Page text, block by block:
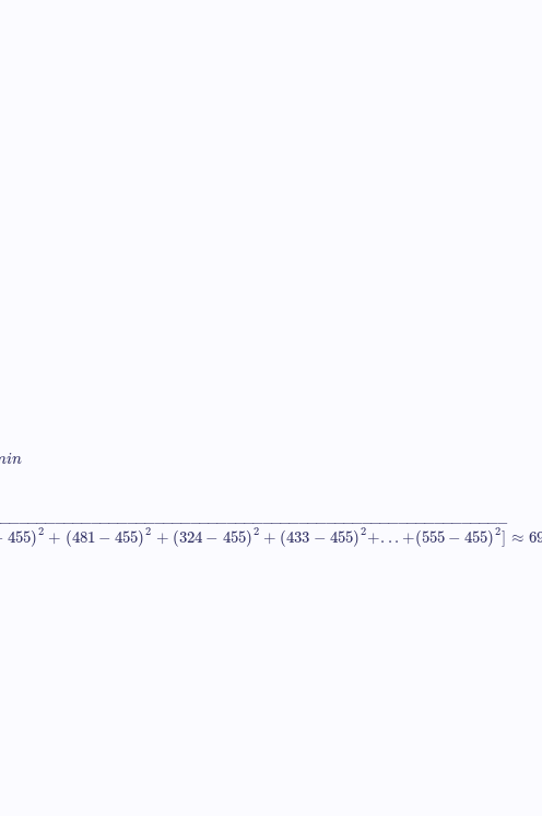
in
455)2 + (481− 455)2 + (324− 455)2 + (433 − 455)2+. .. +(555− 455)2]
−
−−−−−−−−−−−−−−−−−−−−−−−−−−−−−−−−−−−−−−−−−−−−−−−−−−−−−−−
≈